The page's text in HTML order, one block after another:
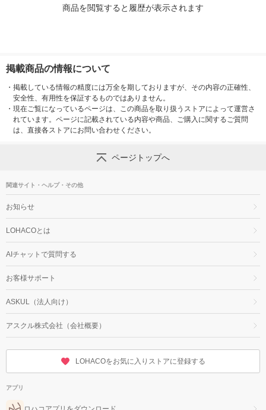
商品を閲覧すると履歴が表示されます
掲載商品の情報について
・ 掲載している情報の精度には万全を期しておりますが、その内容の正確性、
安全性、有用性を保証するものではありません。
・ 現在ご覧になっているページは、この商品を取り扱うストアによって運営さ
れています。ページに記載されている内容や商品、ご購入に関するご質問
は、直接各ストアにお問い合わせください。
ページトップへ
関連サイト・ヘルプ・その他
お知らせ
LOHACOとは
AIチャットで質問する
お客様サポート
ASKUL（法人向け）
アスクル株式会社（会社概要）
LOHACOをお気に入りストアに登録する
アプリ